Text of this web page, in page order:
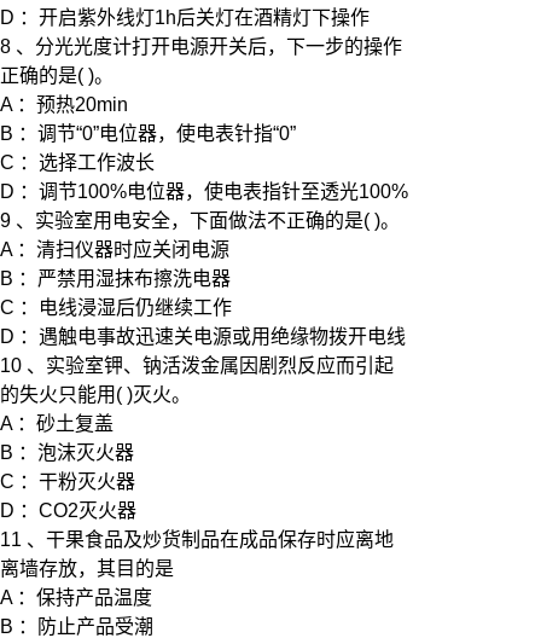
D ：开启紫外线灯1h后关灯在酒精灯下操作
8 、分光光度计打开电源开关后，下一步的操作
正确的是( )。
A ：预热20min
B ：调节“0”电位器，使电表针指“0”
C ：选择工作波长
D ：调节100%电位器，使电表指针至透光100%
9 、实验室用电安全，下面做法不正确的是( )。
A ：清扫仪器时应关闭电源
B ：严禁用湿抹布擦洗电器
C ：电线浸湿后仍继续工作
D ：遇触电事故迅速关电源或用绝缘物拨开电线
10 、实验室钾、钠活泼金属因剧烈反应而引起
的失火只能用( )灭火。
A ：砂土复盖
B ：泡沫灭火器
C ：干粉灭火器
D ：CO2灭火器
11 、干果食品及炒货制品在成品保存时应离地
离墙存放，其目的是
A ：保持产品温度
B ：防止产品受潮